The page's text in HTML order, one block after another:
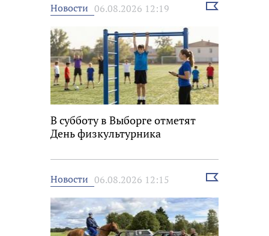
Новости 06.08.2026 12:19
Выбрать
В субботу в Выборге отметят
День физкультурника
Новости 06.08.2026 12:15
Выбрать